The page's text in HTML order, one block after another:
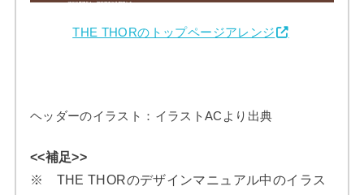
THE THORのトップページアレンジ
ヘッダーのイラスト：イラストACより出典
<<補足>>
※ THE THORのデザインマニュアル中のイラス